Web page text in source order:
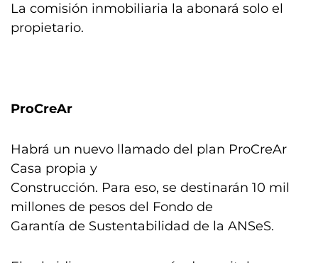
La comisión inmobiliaria la abonará solo el
propietario.
ProCreAr
Habrá un nuevo llamado del plan ProCreAr
Casa propia y
Construcción. Para eso, se destinarán 10 mil
millones de pesos del Fondo de
Garantía de Sustentabilidad de la ANSeS.